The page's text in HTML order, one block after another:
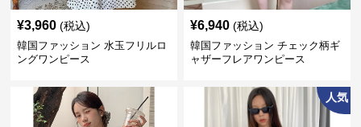
¥3,960 (税込)
韓国ファッション 水玉フリルロ
ングワンピース
¥6,940 (税込)
韓国ファッション チェック柄ギ
ャザーフレアワンピース
人気